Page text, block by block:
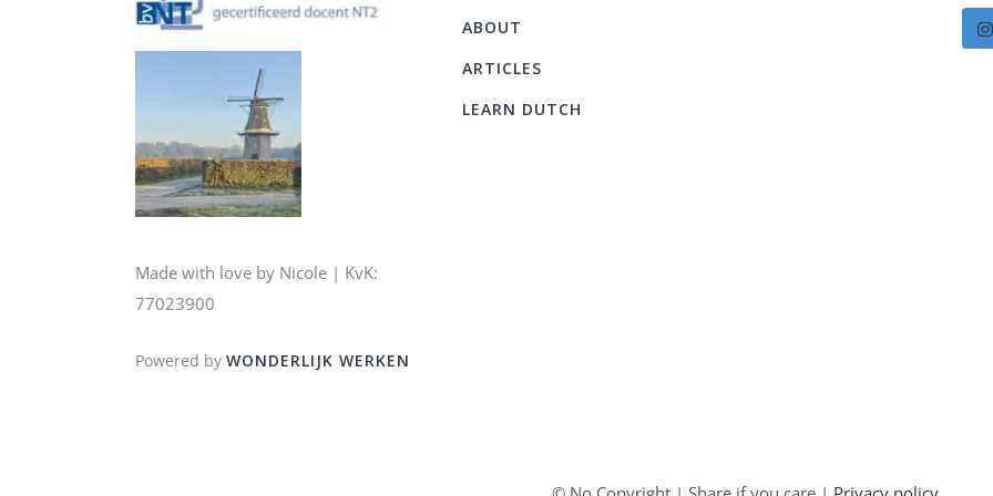
Made with love by Nicole | KvK:
77023900
Powered by WONDERLIJK WERKEN
ABOUT
ARTICLES
LEARN DUTCH